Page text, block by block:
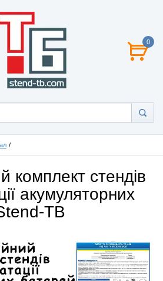
0
комплект стендів
акумуляторних
TB